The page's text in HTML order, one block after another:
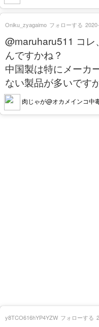
@maruharu511 コレ
んですかね？
中国製は特にメーカ
ない製品が多いです
肉じゃが@オカメインコ中
Oniku_zyagaimo フォローする
y8TCO616hYP4YZW フォローする